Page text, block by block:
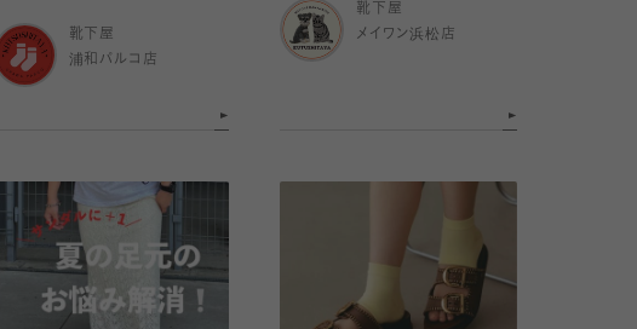
靴下屋
浦和パルコ店
靴下屋
メイワン浜松店